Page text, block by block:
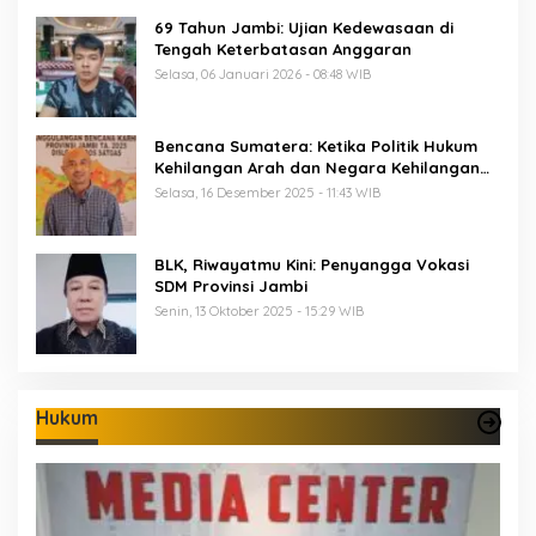
69 Tahun Jambi: Ujian Kedewasaan di
Tengah Keterbatasan Anggaran
Selasa, 06 Januari 2026 - 08:48 WIB
Bencana Sumatera: Ketika Politik Hukum
Kehilangan Arah dan Negara Kehilangan
Keberanian
Selasa, 16 Desember 2025 - 11:43 WIB
BLK, Riwayatmu Kini: Penyangga Vokasi
SDM Provinsi Jambi
Senin, 13 Oktober 2025 - 15:29 WIB
Hukum